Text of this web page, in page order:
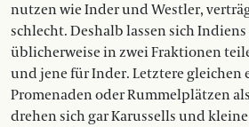
nutzen wie Inder und Westler,
schlecht. Deshalb lassen sich
üblicherweise in zwei Fraktionen
und jene für Inder. Letztere gleichen
Promenaden oder Rummelplätzen
drehen sich gar Karussells und